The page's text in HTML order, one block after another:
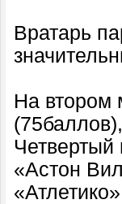
Вратарь
На втором
Четвертый
«Астон